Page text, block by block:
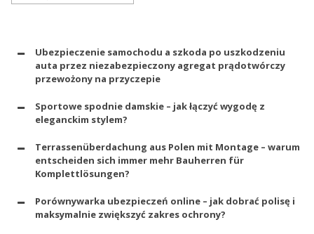
Ubezpieczenie samochodu a szkoda po uszkodzeniu
auta przez niezabezpieczony agregat prądotwórczy
przewożony na przyczepie
Sportowe spodnie damskie – jak łączyć wygodę z
eleganckim stylem?
Terrassenüberdachung aus Polen mit Montage – warum
entscheiden sich immer mehr Bauherren für
Komplettlösungen?
Porównywarka ubezpieczeń online – jak dobrać polisę i
maksymalnie zwiększyć zakres ochrony?